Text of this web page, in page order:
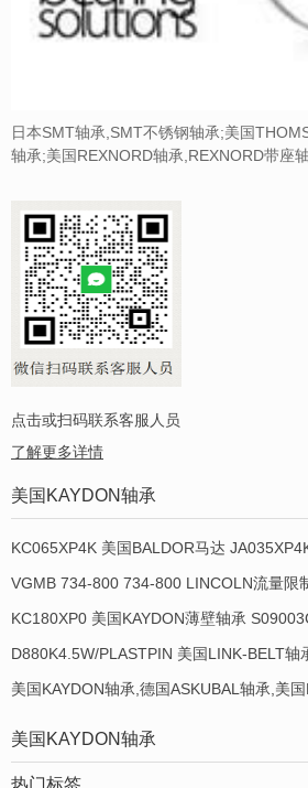
日本SMT轴承,SMT不锈钢轴承;美国
轴承;美国REXNORD轴承,REXNORD带座
点击或扫码联系客服人员
了解更多详情
美国KAYDON轴承
KC065XP4K 美国BALDOR马达
KC180XP0 美国KAYDON薄壁轴承
D880K4.5W/PLASTPIN 美国LINK-BELT轴
美国KAYDON轴承,德国ASKUBAL轴承,美
美国KAYDON轴承
热门标签